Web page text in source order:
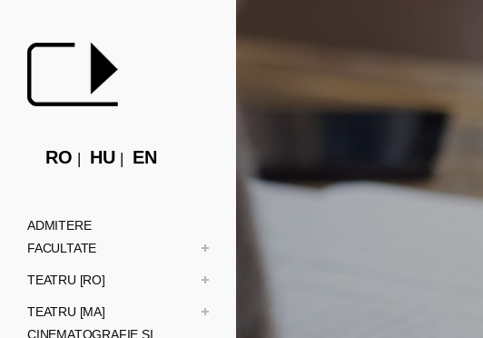
RO HU EN
ADMITERE
FACULTATE
TEATRU [RO]
TEATRU [MA]
CINEMATOGRAFIE ȘI